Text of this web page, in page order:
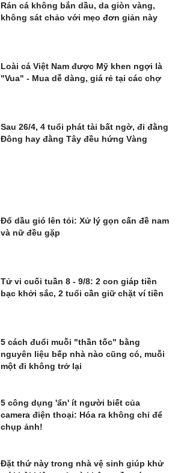
Rán cá không bắn dầu, da giòn vàng,
không sát chảo với mẹo đơn giản này
Loài cá Việt Nam được Mỹ khen ngợi là
"Vua" - Mua dễ dàng, giá rẻ tại các chợ
Sau 26/4, 4 tuổi phát tài bất ngờ, đi đằng
Đông hay đằng Tây đều hứng Vàng
Đổ dầu gió lên tỏi: Xử lý gọn cấn đề nam
và nữ đều gặp
Tử vi cuối tuần 8 - 9/8: 2 con giáp tiền
bạc khởi sắc, 2 tuổi cần giữ chặt ví tiền
5 cách đuổi muỗi "thần tốc" bằng
nguyên liệu bếp nhà nào cũng có, muỗi
một đi không trở lại
5 công dụng 'ẩn' ít người biết của
camera điện thoại: Hóa ra không chỉ để
chụp ảnh!
Đặt thứ này trong nhà vệ sinh giúp khử